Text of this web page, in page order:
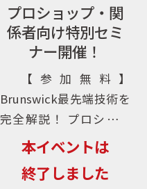
プロショップ・関
係者向け特別セミ
ナー開催！
【参加無料】
Brunswick最先端技術を
完全解説！ プロショッ
プ・関係者向け特別セミ
ナー開催！ 世界のボウ
リングシーンを牽引し続
本イベントは
終了しました